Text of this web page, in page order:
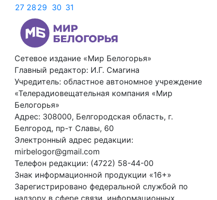
27 28 29 30 31
Сетевое издание «Мир Белогорья»
Главный редактор: И.Г. Смагина
Учредитель: областное автономное учреждение
«Телерадиовещательная компания «Мир
Белогорья»
Адрес: 308000, Белгородская область, г.
Белгород, пр-т Славы, 60
Электронный адрес редакции:
mirbelogor@gmail.com
Телефон редакции: (4722) 58-44-00
Знак информационной продукции «16+»
Зарегистрировано федеральной службой по
надзору в сфере связи, информационных